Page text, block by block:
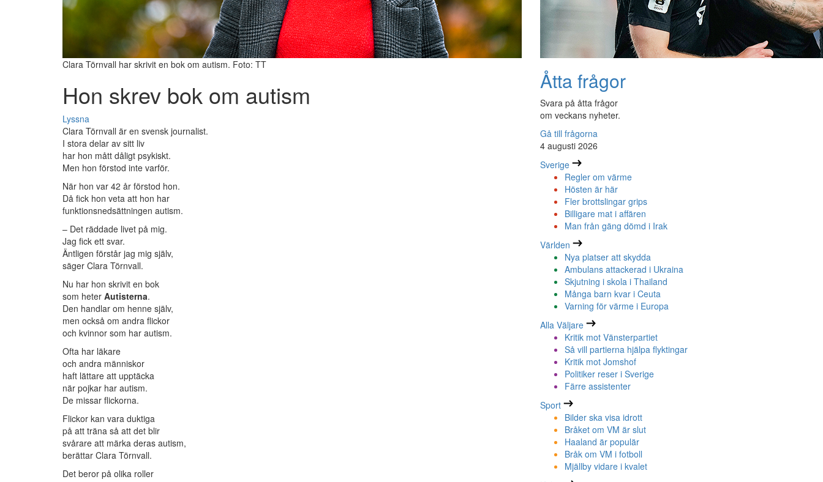
Clara Törnvall har skrivit en bok om autism. Foto: TT
Hon skrev bok om autism
Lyssna
Clara Törnvall är en svensk journalist.
I stora delar av sitt liv
har hon mått dåligt psykiskt.
Men hon förstod inte varför.
När hon var 42 år förstod hon.
Då fick hon veta att hon har
funktionsnedsättningen autism.
– Det räddade livet på mig.
Jag fick ett svar.
Äntligen förstår jag mig själv,
säger Clara Törnvall.
Nu har hon skrivit en bok
som heter Autisterna.
Den handlar om henne själv,
men också om andra flickor
och kvinnor som har autism.
Ofta har läkare
och andra människor
haft lättare att upptäcka
när pojkar har autism.
De missar flickorna.
Flickor kan vara duktiga
på att träna så att det blir
svårare att märka deras autism,
berättar Clara Törnvall.
Det beror på olika roller
Åtta frågor
Svara på åtta frågor
om veckans nyheter.
Gå till frågorna
4 augusti 2026
Sverige
Regler om värme
Hösten är här
Fler brottslingar grips
Billigare mat i affären
Man från gäng dömd i Irak
Världen
Nya platser att skydda
Ambulans attackerad i Ukraina
Skjutning i skola i Thailand
Många barn kvar i Ceuta
Varning för värme i Europa
Alla Väljare
Kritik mot Vänsterpartiet
Så vill partierna hjälpa flyktingar
Kritik mot Jomshof
Politiker reser i Sverige
Färre assistenter
Sport
Bilder ska visa idrott
Bråket om VM är slut
Haaland är populär
Bråk om VM i fotboll
Mjällby vidare i kvalet